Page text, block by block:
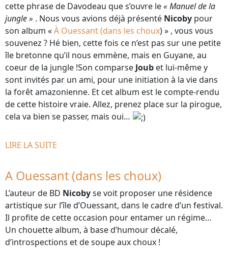
cette phrase de Davodeau que s’ouvre le« Manuel de la
jungle » . Nous vous avions déjà présenté Nicoby pour
son album «À Ouessant (dans les choux) » , vous vous
souvenez ? Hé bien, cette fois ce n’est pas sur une petite
île bretonne qu’il nous emmène, mais en Guyane, au
coeur de la jungle !Son comparse Joub et lui-même y
sont invités par un ami, pour une initiation à la vie dans
la forêt amazonienne. Et cet album est le compte-rendu
de cette histoire vraie. Allez, prenez place sur la pirogue,
cela va bien se passer, mais oui…
LIRE LA SUITE
A Ouessant (dans les choux)
L’auteur de BD Nicobyse voit proposer une résidence
artistique sur l’île d’Ouessant, dans le cadre d’un festival.
Il profite de cette occasion pour entamer un régime…
Un chouette album, à base d’humour décalé,
d’introspections et de soupe aux choux !